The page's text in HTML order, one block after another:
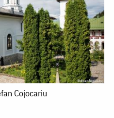
Cojocariu